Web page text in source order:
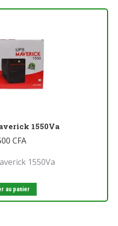
1550Va
CFA
1550Va
au panier